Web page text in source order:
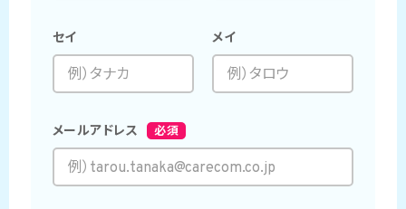
セイ メイ
メールアドレス 必須